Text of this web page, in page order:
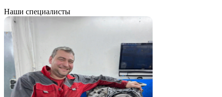
Наши специалисты